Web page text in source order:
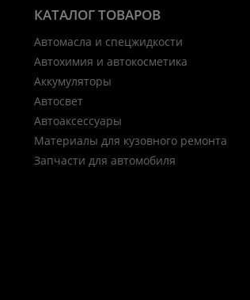
КАТАЛОГ ТОВАРОВ
Автомасла и спецжидкости
Автохимия и автокосметика
Аккумуляторы
Автосвет
Автоаксессуары
Материалы для кузовного ремонта
Запчасти для автомобиля